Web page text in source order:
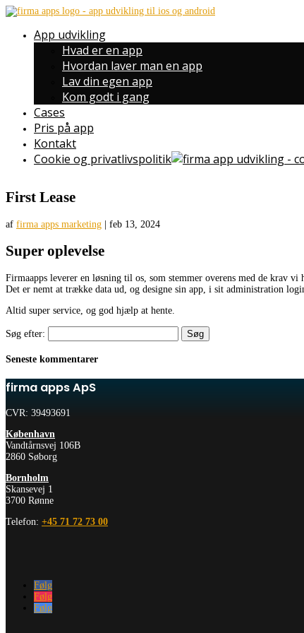
App udvikling
Hvad er en app
Hvordan laver man en app
Lav din egen app
Kom godt i gang
Cases
Pris på app
Kontakt
Cookie og privatlivspolitik
First Lease
af firma apps marketing feb 13, 2024
Super oplevelse
Firmaapps leverer en løsning til os, som stemmer overens med de krav vi
Det er nemt at trække data ud, og designe sin app, i sit administration
Altid super service, og god hjælp at hente.
Søg efter:
Seneste kommentarer
firma apps ApS
CVR: 39493691
København
Vandtårnsvej 106B
2860 Søborg
Bornholm
Skansevej 1
3700 Rønne
Telefon: +45 71 72 73 00
Følg
Følg
Følg